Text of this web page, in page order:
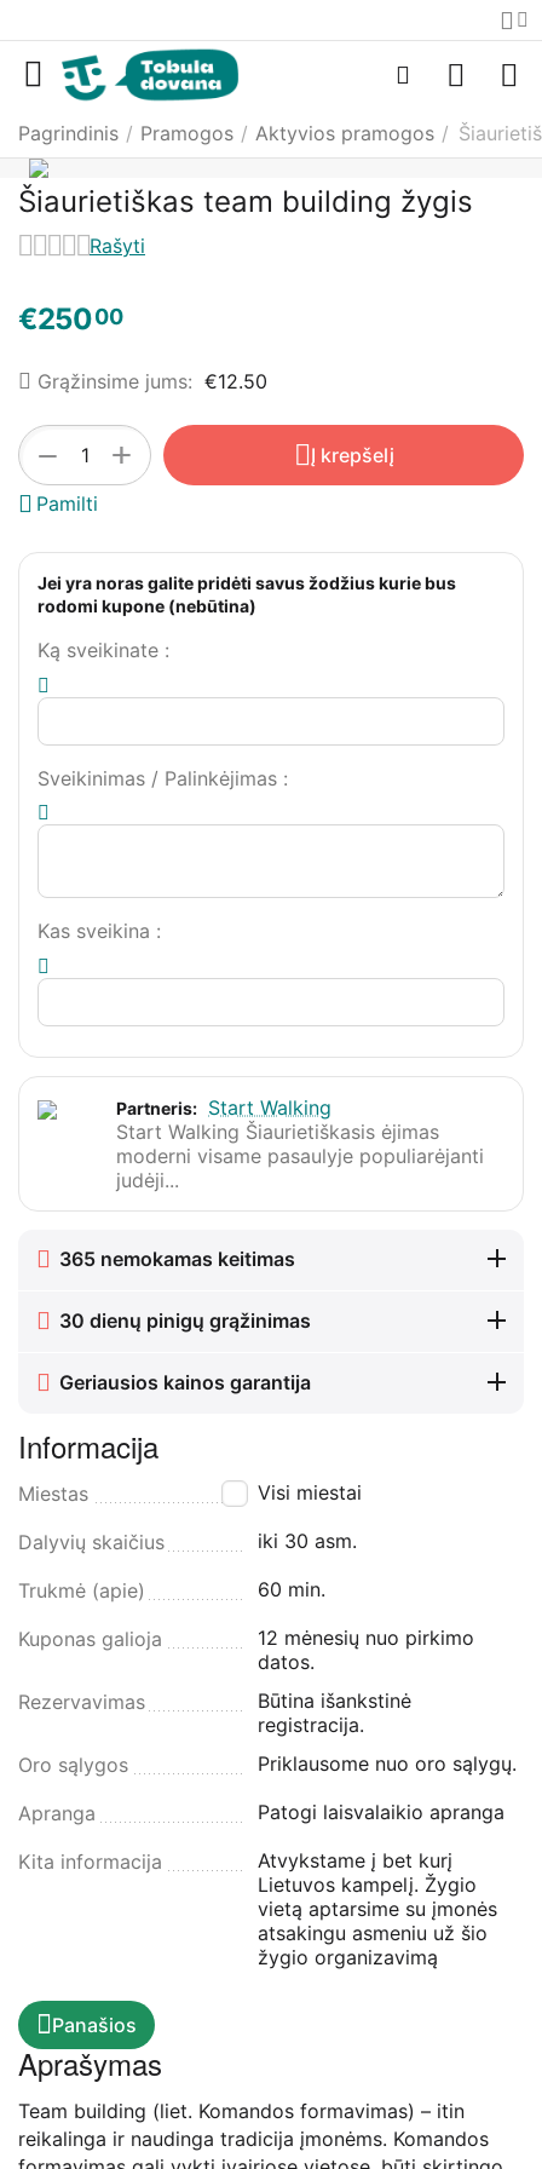
Pagrindinis / Pramogos / Aktyvios pramogos /
Šiaurietiškas team building žygis
Rašyti
€25000
Grąžinsime jums: €12.50
+
−
Į krepšelį
Pamilti
Jei yra noras galite pridėti savus žodžius kurie bus
rodomi kupone (nebūtina)
Ką sveikinate :
Sveikinimas / Palinkėjimas :
Kas sveikina :
Partneris: Start Walking
Start Walking Šiaurietiškasis ėjimas
moderni visame pasaulyje populiarėjanti
judėji...
365 nemokamas keitimas
30 dienų pinigų grąžinimas
Geriausios kainos garantija
Informacija
Miestas Visi miestai
Dalyvių skaičius iki 30 asm.
Trukmė (apie) 60 min.
Kuponas galioja
12 mėnesių nuo pirkimo
datos.
Rezervavimas
Būtina išankstinė
registracija.
Oro sąlygos
Priklausome nuo oro sąlygų.
Apranga Patogi laisvalaikio apranga
Kita informacija
Atvykstame į bet kurį
Lietuvos kampelį. Žygio
vietą aptarsime su įmonės
atsakingu asmeniu už šio
žygio organizavimą
Panašios
Aprašymas
Team building (liet. Komandos formavimas) – itin
reikalinga ir naudinga tradicija įmonėms. Komandos